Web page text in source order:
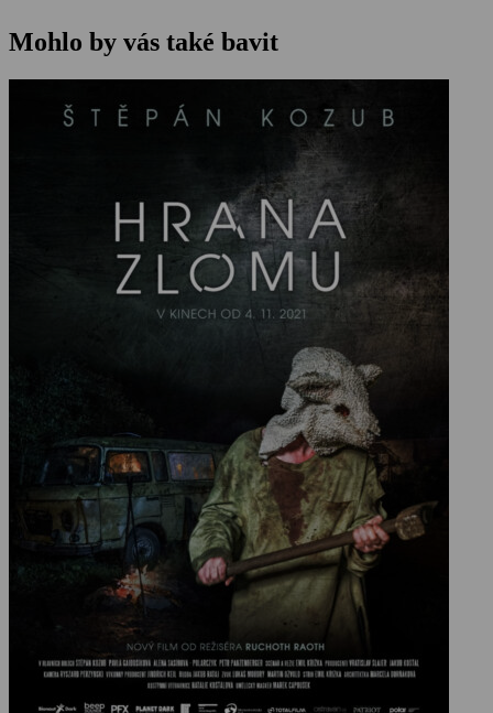
Mohlo by vás také bavit